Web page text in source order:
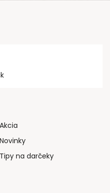
Akcia
Novinky
Tipy na darčeky